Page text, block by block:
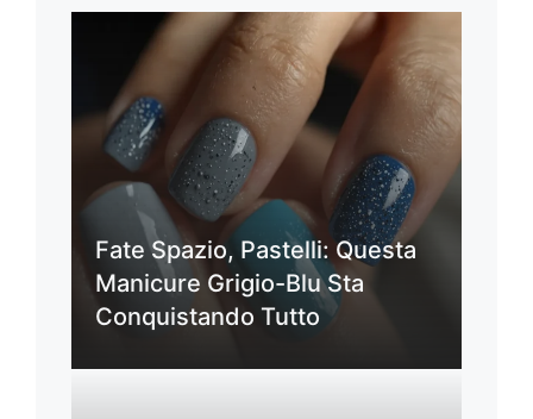
Fate Spazio, Pastelli: Questa
Manicure Grigio-Blu Sta
Conquistando Tutto